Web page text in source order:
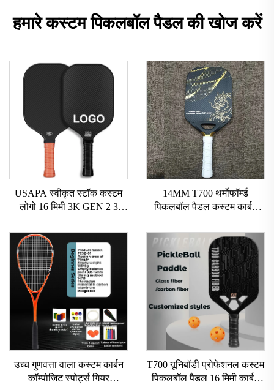
हमारे कस्टम पिकलबॉल पैडल की खोज करें
USAPA स्वीकृत स्टॉक कस्टम
लोगो 16 मिमी 3K GEN 2 3
T700 रॉ कार्बन फाइबर पिकलबॉल
पैडल 2024
14MM T700 थर्मोफॉर्म्ड
पिकलबॉल पैडल कस्टम कार्बन
के साथ USAPA अनुमोदित
पिकलबॉल रैकेट
उच्च गुणवत्ता वाला कस्टम कार्बन
कॉम्पोजिट स्पोर्ट्स गियर
T700 यूनिबॉडी प्रोफेशनल कस्टम
पिकलबॉल पैडल 16 मिमी कार्बन